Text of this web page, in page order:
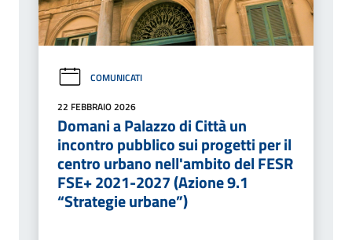
COMUNICATI
22 FEBBRAIO 2026
Domani a Palazzo di Città un
incontro pubblico sui progetti per il
centro urbano nell'ambito del FESR
FSE+ 2021-2027 (Azione 9.1
“Strategie urbane”)